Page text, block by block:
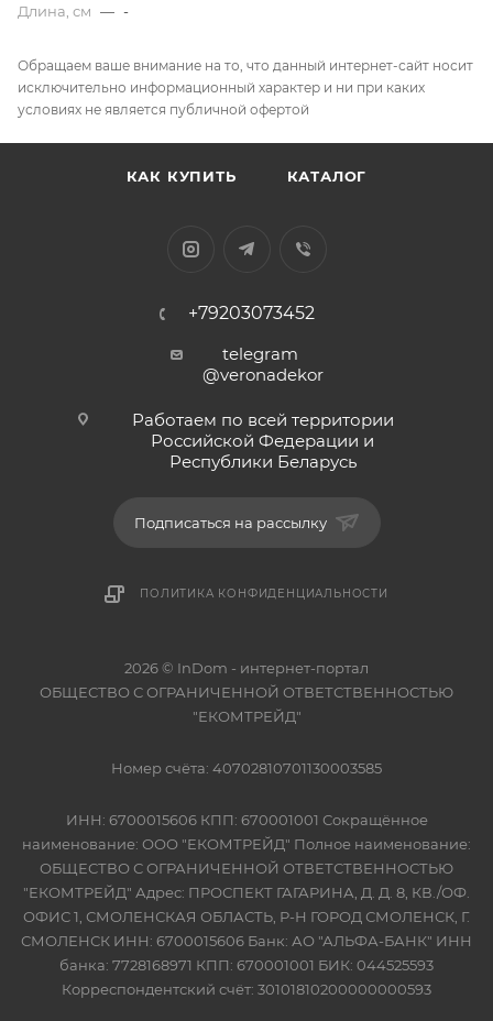
Длина, см — -
Обращаем ваше внимание на то, что данный интернет-сайт носит
исключительно информационный характер и ни при каких
условиях не является публичной офертой
КАК КУПИТЬ КАТАЛОГ
+79203073452
telegram
@veronadekor
Работаем по всей территории
Российской Федерации и
Республики Беларусь
Подписаться на рассылку
ПОЛИТИКА КОНФИДЕНЦИАЛЬНОСТИ
2026 © InDom - интернет-портал
ОБЩЕСТВО С ОГРАНИЧЕННОЙ ОТВЕТСТВЕННОСТЬЮ
"ЕКОМТРЕЙД"
Номер счёта: 40702810701130003585
ИНН: 6700015606 КПП: 670001001 Сокращённое
наименование: ООО "ЕКОМТРЕЙД" Полное наименование:
ОБЩЕСТВО С ОГРАНИЧЕННОЙ ОТВЕТСТВЕННОСТЬЮ
"ЕКОМТРЕЙД" Адрес: ПРОСПЕКТ ГАГАРИНА, Д. Д. 8, КВ./ОФ.
ОФИС 1, СМОЛЕНСКАЯ ОБЛАСТЬ, Р-Н ГОРОД СМОЛЕНСК, Г.
СМОЛЕНСК ИНН: 6700015606 Банк: АО "АЛЬФА-БАНК" ИНН
банка: 7728168971 КПП: 670001001 БИК: 044525593
Корреспондентский счёт: 30101810200000000593